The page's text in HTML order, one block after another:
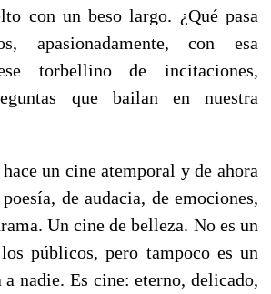
con un beso largo. ¿Qué pasa
apasionadamente, con esa
torbellino de incitaciones,
que bailan en nuestra
un cine atemporal y de ahora
de audacia, de emociones,
Un cine de belleza. No es un
públicos, pero tampoco es un
nadie. Es cine: eterno, delicado,